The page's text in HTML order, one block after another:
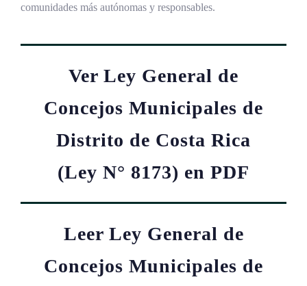
comunidades más autónomas y responsables.
Ver Ley General de
Concejos Municipales de
Distrito de Costa Rica
(Ley N° 8173) en PDF
Leer Ley General de
Concejos Municipales de